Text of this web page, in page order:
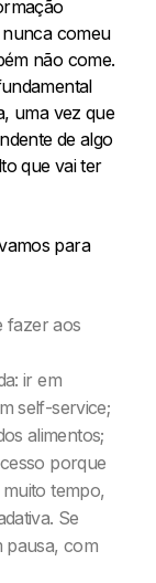
nunca comeu
não come.
uma vez que
de algo
que vai ter
para
fazer aos
ir em
self-service;
alimentos;
porque
tempo,
Se
pausa, com